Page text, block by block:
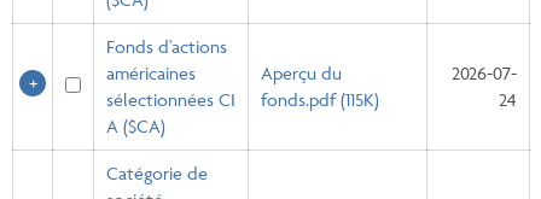
Fonds d'actions
américaines
sélectionnées CI
A ($CA)
Aperçu du
fonds.pdf (115K)
2026-07-
24
Catégorie de